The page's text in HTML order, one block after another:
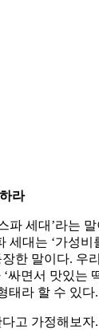
라
파 세대’라는
세대는 ‘가성
한 말이다. 우
‘싸면서 맛있
태라 할 수 있
고 가정해보